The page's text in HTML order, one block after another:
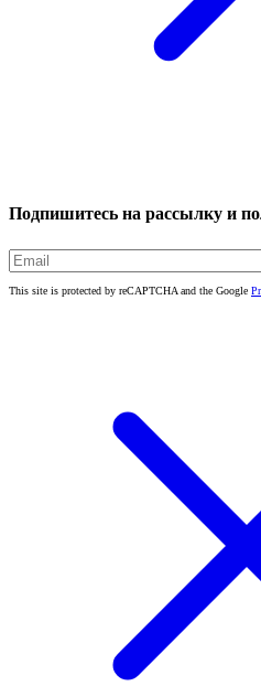
Подпишитесь на рассылку и
This site is protected by reCAPTCHA and the Google